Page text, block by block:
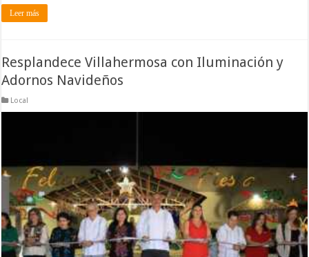
Leer más
Resplandece Villahermosa con Iluminación y
Adornos Navideños
Local